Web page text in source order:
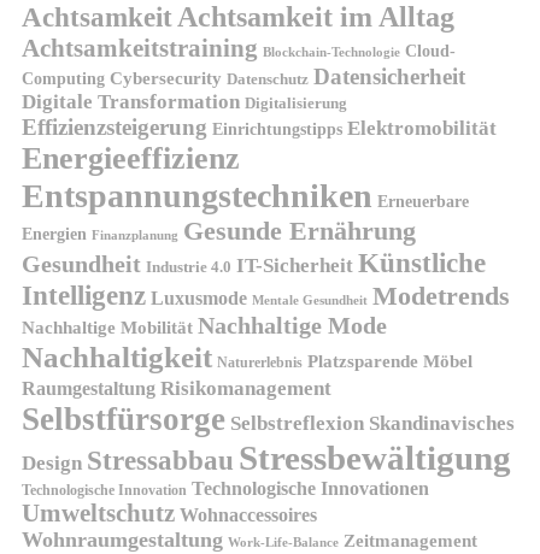
AchtsamkeitAchtsamkeit im Alltag
Achtsamkeitstraining Blockchain-Technologie Cloud-
Computing Cybersecurity Datenschutz Datensicherheit
Digitale Transformation Digitalisierung
Effizienzsteigerung Einrichtungstipps Elektromobilität
Energieeffizienz
Entspannungstechniken Erneuerbare
Energien Finanzplanung Gesunde Ernährung
Gesundheit Industrie 4.0 IT-Sicherheit Künstliche
Intelligenz Luxusmode Mentale Gesundheit Modetrends
Nachhaltige Mobilität Nachhaltige Mode
Nachhaltigkeit Naturerlebnis Platzsparende Möbel
Raumgestaltung Risikomanagement
Selbstfürsorge Selbstreflexion Skandinavisches
Design Stressabbau Stressbewältigung
Technologische Innovation Technologische Innovationen
Umweltschutz Wohnaccessoires
Wohnraumgestaltung Work-Life-Balance Zeitmanagement